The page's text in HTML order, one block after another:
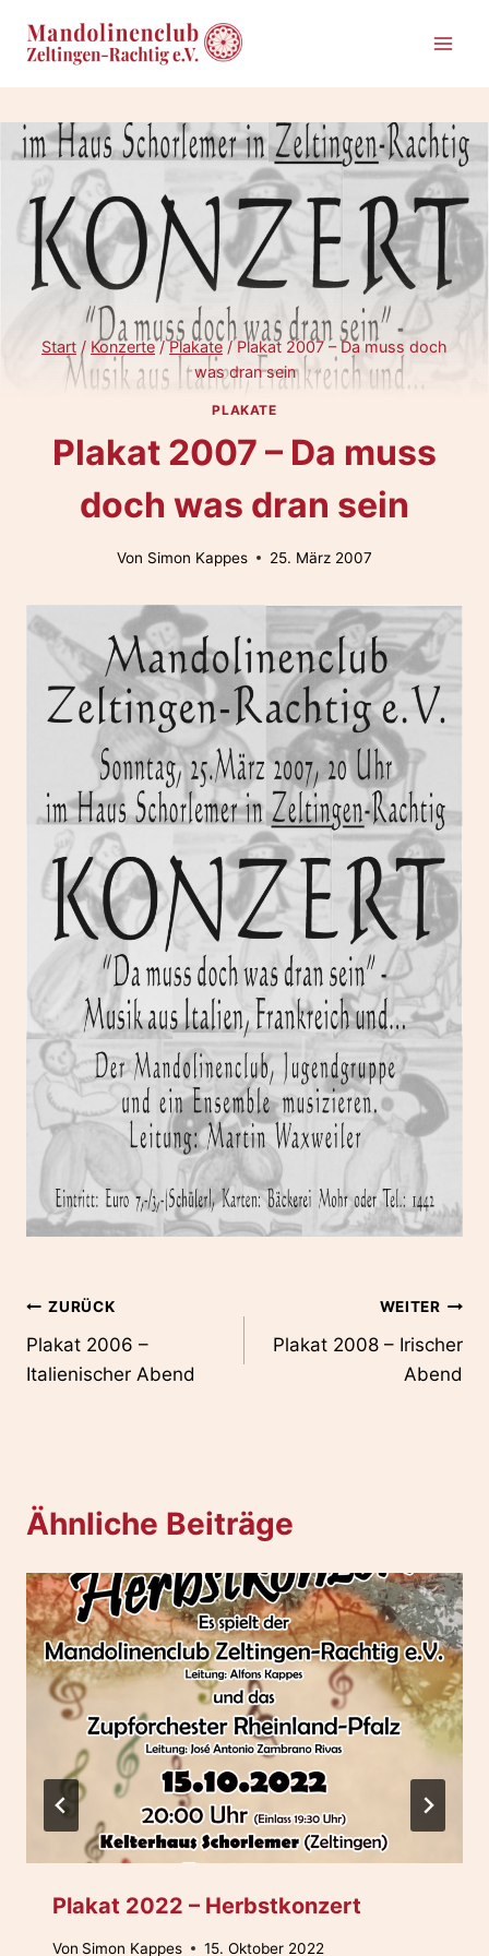
Inhalt
Start / Konzerte / Plakate / Plakat 2007 – Da muss doch
was dran sein
PLAKATE
Plakat 2007 – Da muss
doch was dran sein
Von Simon Kappes 25. März 2007
Beitragsnavigation
ZURÜCK
Plakat 2006 –
Italienischer Abend
WEITER
Plakat 2008 – Irischer
Abend
Ähnliche Beiträge
Plakat 2022 – Herbstkonzert
Von Simon Kappes 15. Oktober 2022